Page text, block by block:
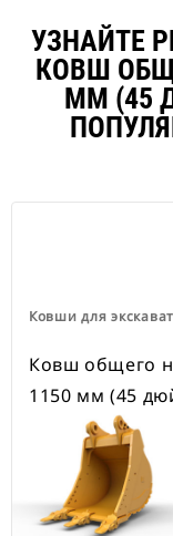
УЗНАЙТЕ
КОВШ
ММ (45
Ковши для
Ковш общего
1150 мм (45